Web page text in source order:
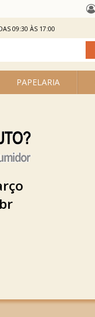
PAPELARIA
09:30 ÀS 17:00